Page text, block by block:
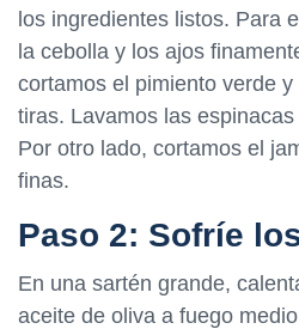
los ingredientes listos. Para
la cebolla y los ajos
cortamos el pimiento verde
tiras. Lavamos las
Por otro lado, cortamos el
finas.
Paso 2: Sofríe
En una sartén grande,
aceite de oliva a fuego